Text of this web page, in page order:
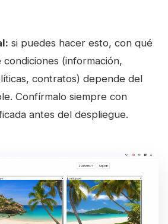
si puedes hacer esto, con qué
(información,
contratos) depende del
Confírmalo siempre con
antes del despliegue.